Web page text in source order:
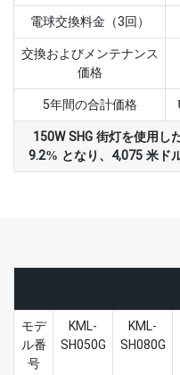
電球交換料金（3回）
交換およびメンテナンス
価格
5年間の合計価格
150W SHG 街灯を使用し
9.2% となり、4,075 米ド
モデ
ル番
号
KML-
SH050G
KML-
SH080G